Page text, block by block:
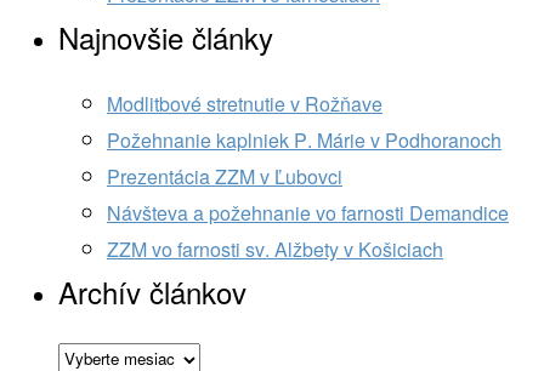
Najnovšie články
Modlitbové stretnutie v Rožňave
Požehnanie kaplniek P. Márie v Podhoranoch
Prezentácia ZZM v Ľubovci
Návšteva a požehnanie vo farnosti Demandice
ZZM vo farnosti sv. Alžbety v Košiciach
Archív článkov
Archív